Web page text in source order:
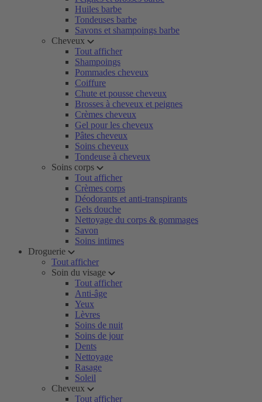
Huiles barbe
Tondeuses barbe
Savons et shampoings barbe
Cheveux
Tout afficher
Shampoings
Pommades cheveux
Coiffure
Chute et pousse cheveux
Brosses à cheveux et peignes
Crèmes cheveux
Gel pour les cheveux
Pâtes cheveux
Soins cheveux
Tondeuse à cheveux
Soins corps
Tout afficher
Crèmes corps
Déodorants et anti-transpirants
Gels douche
Nettoyage du corps & gommages
Savon
Soins intimes
Droguerie
Tout afficher
Soin du visage
Tout afficher
Anti-âge
Yeux
Lèvres
Soins de nuit
Soins de jour
Dents
Nettoyage
Rasage
Soleil
Cheveux
Tout afficher